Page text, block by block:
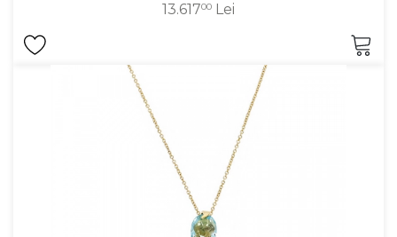
13.61700 Lei